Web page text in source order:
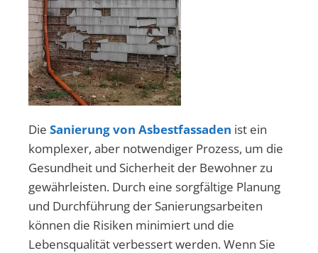
Die Sanierung von Asbestfassaden ist ein
komplexer, aber notwendiger Prozess, um die
Gesundheit und Sicherheit der Bewohner zu
gewährleisten. Durch eine sorgfältige Planung
und Durchführung der Sanierungsarbeiten
können die Risiken minimiert und die
Lebensqualität verbessert werden. Wenn Sie